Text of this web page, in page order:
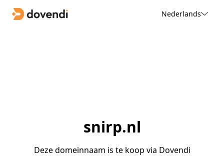
Nederlands
snirp.nl
Deze domeinnaam is te koop via Dovendi